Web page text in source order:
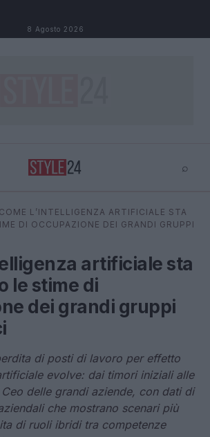
8 Agosto 2026
⌕
⌕ ×
COME L’INTELLIGENZA ARTIFICIALE STA
DI OCCUPAZIONE DEI GRANDI GRUPPI
artificiale sta
le stime di
dei grandi gruppi
di posti di lavoro per effetto
evolve: dai timori iniziali alle
delle grandi aziende, con dati di
che mostrano scenari più
di ruoli ibridi tra competenze